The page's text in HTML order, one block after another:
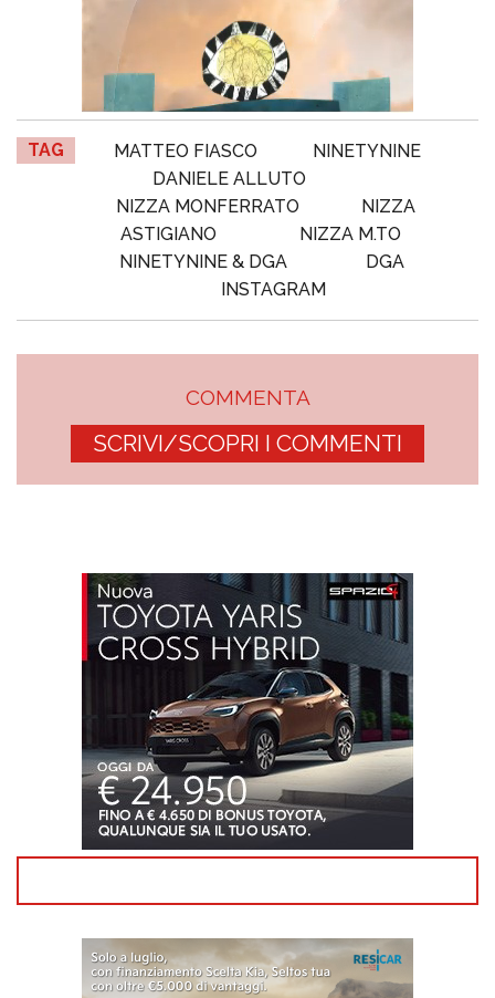
TAG MATTEO FIASCO
NINETYNINE
DANIELE ALLUTO
NIZZA MONFERRATO
NIZZA
ASTIGIANO
NIZZA M.TO
NINETYNINE & DGA
DGA
INSTAGRAM
COMMENTA
SCRIVI/SCOPRI I COMMENTI